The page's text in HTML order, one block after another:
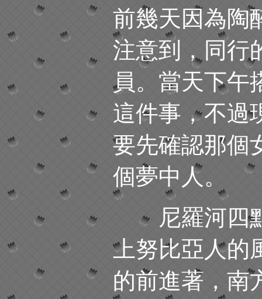
前幾天因為陶
注意到，同行
員。當天下午
這件事，不過
要先確認那個
個夢中人。
尼羅河四點
上努比亞人的
的前進著，南